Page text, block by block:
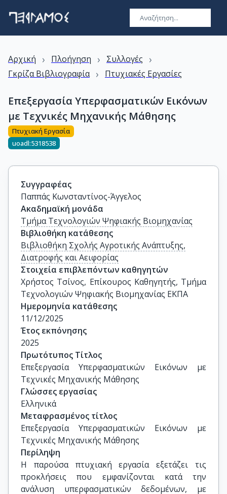
Αρχική › Πλοήγηση › Συλλογές ›
Γκρίζα Βιβλιογραφία › Πτυχιακές Εργασίες
Επεξεργασία Υπερφασματικών Εικόνων
με Τεχνικές Μηχανικής Μάθησης
Πτυχιακή Εργασία
uoadl:5318538
Συγγραφέας
Παππάς Κωνσταντίνος-Άγγελος
Ακαδημαϊκή μονάδα
Τμήμα Τεχνολογιών Ψηφιακής Βιομηχανίας
Βιβλιοθήκη κατάθεσης
Βιβλιοθήκη Σχολής Αγροτικής Ανάπτυξης,
Διατροφής και Αειφορίας
Στοιχεία επιβλεπόντων καθηγητών
Χρήστος Τσίνος, Επίκουρος Καθηγητής, Τμήμα
Τεχνολογιών Ψηφιακής Βιομηχανίας ΕΚΠΑ
Ημερομηνία κατάθεσης
11/12/2025
Έτος εκπόνησης
2025
Πρωτότυπος Τίτλος
Επεξεργασία Υπερφασματικών Εικόνων με
Τεχνικές Μηχανικής Μάθησης
Γλώσσες εργασίας
Ελληνικά
Μεταφρασμένος τίτλος
Επεξεργασία Υπερφασματικών Εικόνων με
Τεχνικές Μηχανικής Μάθησης
Περίληψη
Η παρούσα πτυχιακή εργασία εξετάζει τις
προκλήσεις που εμφανίζονται κατά την
ανάλυση υπερφασματικών δεδομένων, με